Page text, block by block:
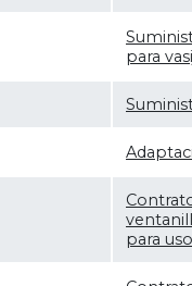
para
para